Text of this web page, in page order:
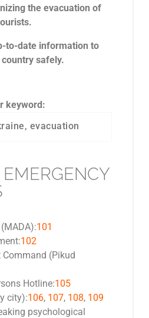
the evacuation of
to-date information to
safely.
keyword:
EMERGENCY
101
102
Command (Pikud
Hotline:105
city):106, 107, 108, 109
psychological